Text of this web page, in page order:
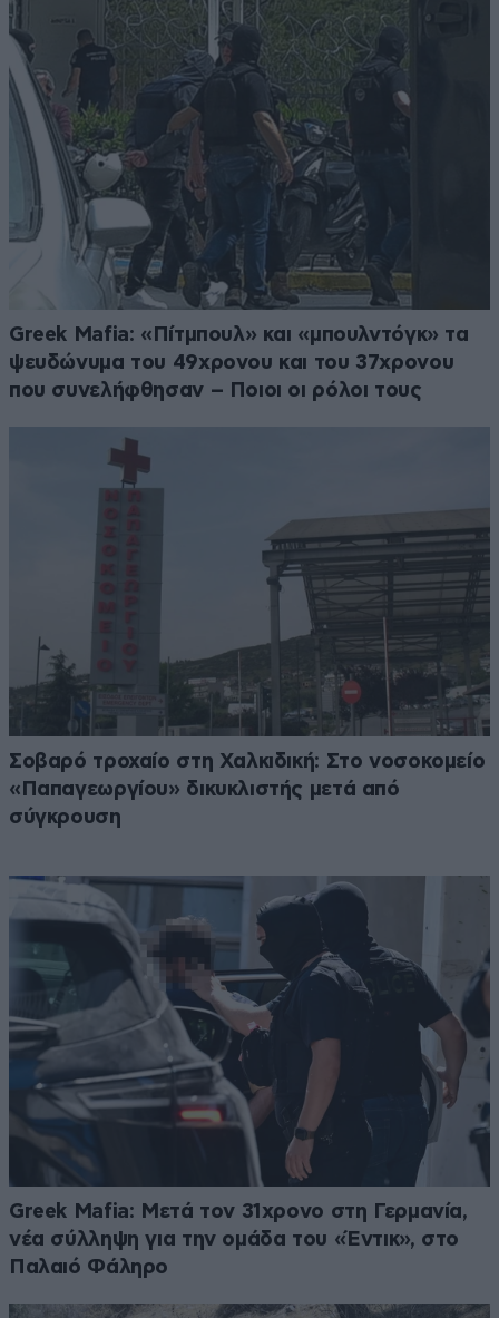
Greek Μafia: «Πίτμπουλ» και «μπουλντόγκ» τα
ψευδώνυμα του 49χρονου και του 37χρονου
που συνελήφθησαν – Ποιοι οι ρόλοι τους
Σοβαρό τροχαίο στη Χαλκιδική: Στο νοσοκομείο
«Παπαγεωργίου» δικυκλιστής μετά από
σύγκρουση
Greek Mafia: Μετά τον 31χρονο στη Γερμανία,
νέα σύλληψη για την ομάδα του «Έντικ», στο
Παλαιό Φάληρο